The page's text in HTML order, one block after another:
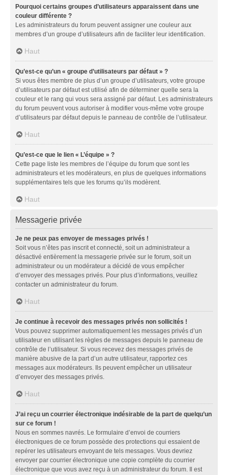
Pourquoi certains groupes d’utilisateurs apparaissent dans une
couleur différente ?
Les administrateurs du forum peuvent assigner une couleur aux
membres d’un groupe d’utilisateurs afin de faciliter leur identification.
Haut
Qu’est-ce qu’un « groupe d’utilisateurs par défaut » ?
Si vous êtes membre de plus d’un groupe d’utilisateurs, votre groupe
d’utilisateurs par défaut est utilisé afin de déterminer quelle sera la
couleur et le rang qui vous sera assigné par défaut. Les administrateurs
du forum peuvent vous autoriser à modifier vous-même votre groupe
d’utilisateurs par défaut depuis le panneau de contrôle de l’utilisateur.
Haut
Qu’est-ce que le lien « L’équipe » ?
Cette page liste les membres de l’équipe du forum que sont les
administrateurs et les modérateurs, en plus de quelques informations
supplémentaires tels que les forums qu’ils modèrent.
Haut
Messagerie privée
Je ne peux pas envoyer de messages privés !
Soit vous n’êtes pas inscrit et connecté, soit un administrateur a
désactivé entièrement la messagerie privée sur le forum, soit un
administrateur ou un modérateur a décidé de vous empêcher
d’envoyer des messages privés. Pour plus d’informations, veuillez
contacter un administrateur du forum.
Haut
Je continue à recevoir des messages privés non sollicités !
Vous pouvez supprimer automatiquement les messages privés d’un
utilisateur en utilisant les règles de messages depuis le panneau de
contrôle de l’utilisateur. Si vous recevez des messages privés de
manière abusive de la part d’un autre utilisateur, rapportez ces
messages aux modérateurs. Ils peuvent empêcher un utilisateur
d’envoyer des messages privés.
Haut
J’ai reçu un courrier électronique indésirable de la part de quelqu’un
sur ce forum !
Nous en sommes navrés. Le formulaire d’envoi de courriers
électroniques de ce forum possède des protections qui essaient de
repérer les utilisateurs envoyant de tels messages. Vous devriez
envoyer par courrier électronique une copie complète du courrier
électronique que vous avez reçu à un administrateur du forum. Il est